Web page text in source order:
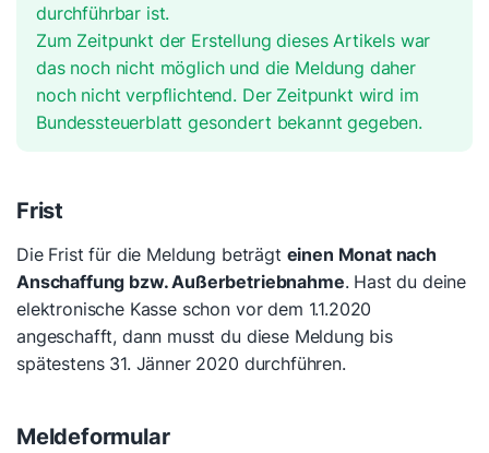
durchführbar ist.
Zum Zeitpunkt der Erstellung dieses Artikels war
das noch nicht möglich und die Meldung daher
noch nicht verpflichtend. Der Zeitpunkt wird im
Bundessteuerblatt gesondert bekannt gegeben.
Frist
Die Frist für die Meldung beträgt einen Monat nach
Anschaffung bzw. Außerbetriebnahme. Hast du deine
elektronische Kasse schon vor dem 1.1.2020
angeschafft, dann musst du diese Meldung bis
spätestens 31. Jänner 2020 durchführen.
Meldeformular